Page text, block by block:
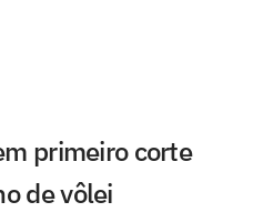
primeiro corte
de vôlei